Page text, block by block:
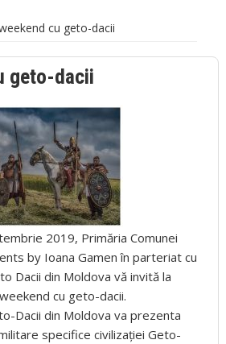
cu geto-dacii
geto-dacii
2019, Primăria Comunei
by Ioana Gamen în parteriat cu
Dacii din Moldova vă invită la
cu geto-dacii.
Dacii din Moldova va prezenta
specifice civilizației Geto-